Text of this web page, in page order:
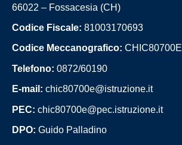
66022 – Fossacesia (CH)
Codice Fiscale: 81003170693
Codice Meccanografico: CHIC80700E
Telefono: 0872/60190
E-mail: chic80700e@istruzione.it
PEC: chic80700e@pec.istruzione.it
DPO: Guido Palladino